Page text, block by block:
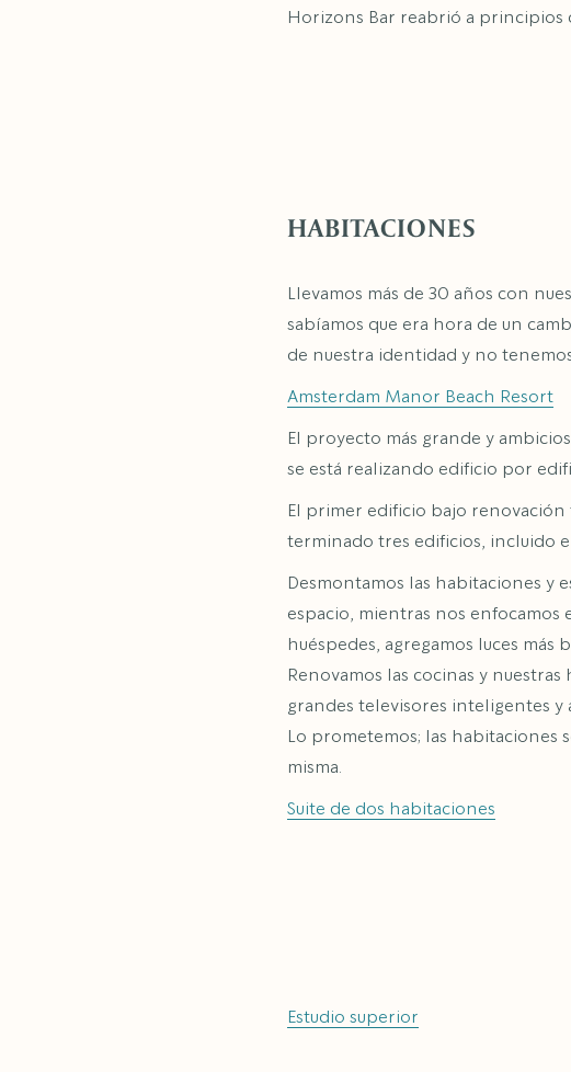
Horizons Bar reabrió a principios
HABITACIONES
Llevamos más de 30 años con
sabíamos que era hora de un
de nuestra identidad y no
Amsterdam Manor Beach Resort
El proyecto más grande y
se está realizando edificio por
El primer edificio bajo
terminado tres edificios, incluido
Desmontamos las habitaciones y
espacio, mientras nos enfocamos
huéspedes, agregamos luces
Renovamos las cocinas y
grandes televisores inteligentes
Lo prometemos; las habitaciones
misma.
Suite de dos habitaciones
Estudio superior